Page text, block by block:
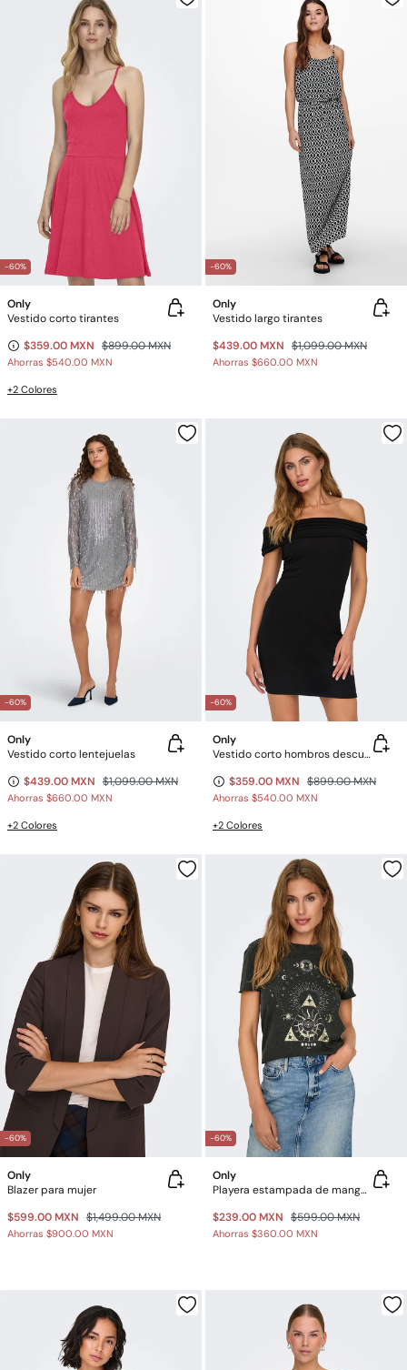
-60%
Only
Vestido corto tirantes
$359.00 MXN $899.00 MXN
Ahorras $540.00 MXN
+2 Colores
-60%
Only
Vestido largo tirantes
$439.00 MXN $1,099.00 MXN
Ahorras $660.00 MXN
-60%
Only
Vestido corto lentejuelas
$439.00 MXN $1,099.00 MXN
Ahorras $660.00 MXN
+2 Colores
-60%
Only
Vestido corto hombros descubiertos
$359.00 MXN $899.00 MXN
Ahorras $540.00 MXN
+2 Colores
-60%
Only
Blazer para mujer
$599.00 MXN $1,499.00 MXN
Ahorras $900.00 MXN
-60%
Only
Playera estampada de manga corta
$239.00 MXN $599.00 MXN
Ahorras $360.00 MXN